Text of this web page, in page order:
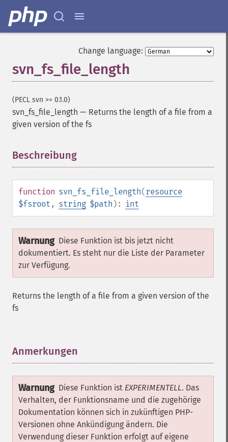
Change language:
svn_fs_file_length
(PECL svn >= 0.1.0)
svn_fs_file_length — Returns the length of a file from a
given version of the fs
Beschreibung
function svn_fs_file_length(resource
$fsroot , string $path ): int
Warnung Diese Funktion ist bis jetzt nicht
dokumentiert. Es steht nur die Liste der Parameter
zur Verfügung.
Returns the length of a file from a given version of the
fs
Anmerkungen
Warnung Diese Funktion ist EXPERIMENTELL. Das
Verhalten, der Funktionsname und die zugehörige
Dokumentation können sich in zukünftigen PHP-
Versionen ohne Ankündigung ändern. Die
Verwendung dieser Funktion erfolgt auf eigene